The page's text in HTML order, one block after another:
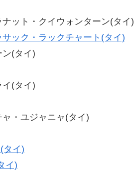
ット・クイウォンターン(タイ)
サック・ラックチャート(タイ)
(タイ)
(タイ)
・ユジャニャ(タイ)
タイ)
イ)